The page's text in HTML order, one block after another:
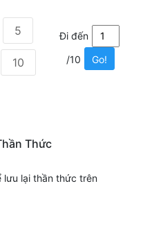
5
10
Đi đến
/10
Go!
Thức
lưu lại thần thức trên